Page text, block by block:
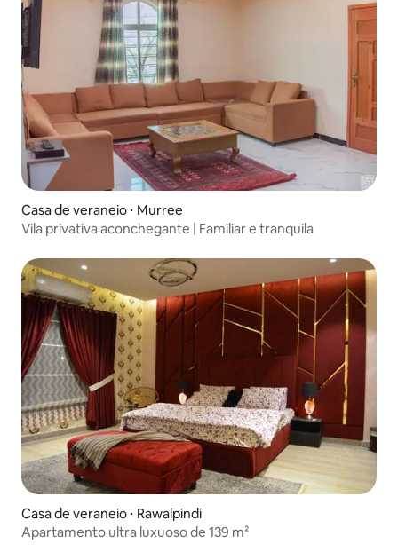
Casa de veraneio ⋅ Murree
Vila privativa aconchegante | Familiar e tranquila
Casa de veraneio ⋅ Rawalpindi
Apartamento ultra luxuoso de 139 m²